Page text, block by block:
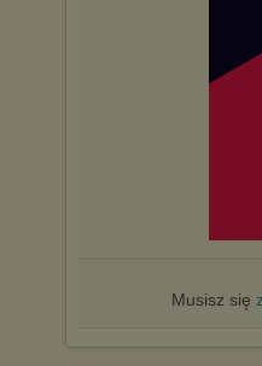
Musisz się